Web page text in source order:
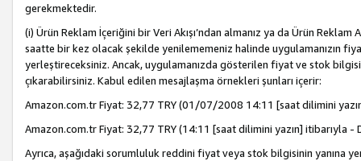
gerekmektedir.
(i) Ürün Reklam İçeriğini bir Veri Akışı’ndan almanız ya da Ürün
saatte bir kez olacak şekilde yenilememeniz halinde uygulamanızın
yerleştireceksiniz. Ancak, uygulamanızda gösterilen fiyat ve stok
çıkarabilirsiniz. Kabul edilen mesajlaşma örnekleri şunları içerir:
Amazon.com.tr Fiyat: 32,77 TRY (01/07/2008 14:11 [saat dilimini
Amazon.com.tr Fiyat: 32,77 TRY (14:11 [saat dilimini yazın] itibarıyla -
Ayrıca, aşağıdaki sorumluluk reddini fiyat veya stok bilgisinin yanına